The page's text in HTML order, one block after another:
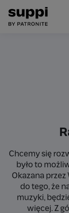
Chcemy się
było to
Okazana
do tego, że
muzyki,
więcej. Z